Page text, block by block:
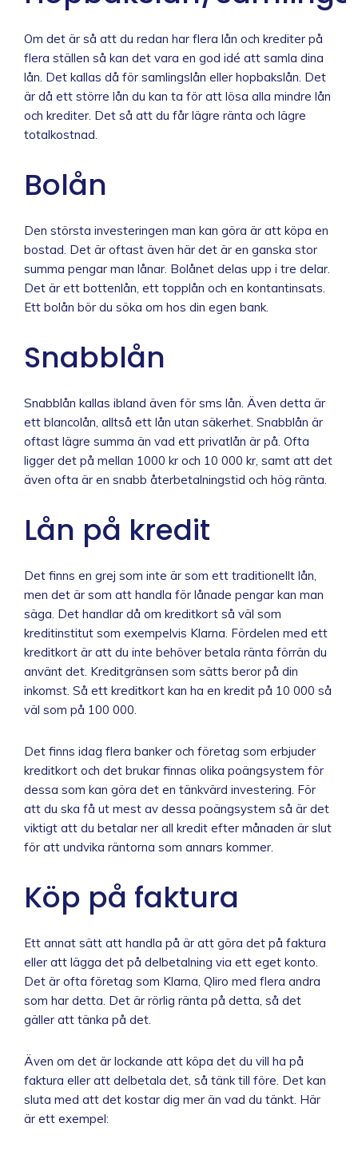
Om det är så att du redan har flera lån och krediter på
flera ställen så kan det vara en god idé att samla dina
lån. Det kallas då för samlingslån eller hopbakslån. Det
är då ett större lån du kan ta för att lösa alla mindre lån
och krediter. Det så att du får lägre ränta och lägre
totalkostnad.
Bolån
Den största investeringen man kan göra är att köpa en
bostad. Det är oftast även här det är en ganska stor
summa pengar man lånar. Bolånet delas upp i tre delar.
Det är ett bottenlån, ett topplån och en kontantinsats.
Ett bolån bör du söka om hos din egen bank.
Snabblån
Snabblån kallas ibland även för sms lån. Även detta är
ett blancolån, alltså ett lån utan säkerhet. Snabblån är
oftast lägre summa än vad ett privatlån är på. Ofta
ligger det på mellan 1000 kr och 10 000 kr, samt att det
även ofta är en snabb återbetalningstid och hög ränta.
Lån på kredit
Det finns en grej som inte är som ett traditionellt lån,
men det är som att handla för lånade pengar kan man
säga. Det handlar då om kreditkort så väl som
kreditinstitut som exempelvis Klarna. Fördelen med ett
kreditkort är att du inte behöver betala ränta förrän du
använt det. Kreditgränsen som sätts beror på din
inkomst. Så ett kreditkort kan ha en kredit på 10 000 så
väl som på 100 000.
Det finns idag flera banker och företag som erbjuder
kreditkort och det brukar finnas olika poängsystem för
dessa som kan göra det en tänkvärd investering. För
att du ska få ut mest av dessa poängsystem så är det
viktigt att du betalar ner all kredit efter månaden är slut
för att undvika räntorna som annars kommer.
Köp på faktura
Ett annat sätt att handla på är att göra det på faktura
eller att lägga det på delbetalning via ett eget konto.
Det är ofta företag som Klarna, Qliro med flera andra
som har detta. Det är rörlig ränta på detta, så det
gäller att tänka på det.
Även om det är lockande att köpa det du vill ha på
faktura eller att delbetala det, så tänk till före. Det kan
sluta med att det kostar dig mer än vad du tänkt. Här
är ett exempel: